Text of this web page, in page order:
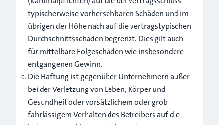
typischerweise vorhersehbaren Schäden und im
übrigen der Höhe nach auf die vertragstypischen
Durchschnittsschäden begrenzt. Dies gilt auch
für mittelbare Folgeschäden wie insbesondere
entgangenen Gewinn.
Die Haftung ist gegenüber Unternehmern außer
bei der Verletzung von Leben, Körper und
Gesundheit oder vorsätzlichem oder grob
fahrlässigem Verhalten des Betreibers auf die